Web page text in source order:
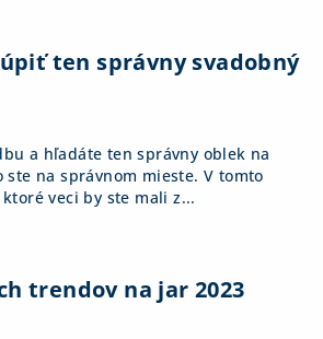
ten správny svadobný
a hľadáte ten správny oblek na
ste na správnom mieste. V tomto
veci by ste mali z...
trendov na jar 2023